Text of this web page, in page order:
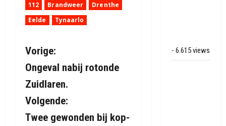
112 Brandweer
Drenthe
Eelde
Tynaarlo
B
e
r
i
Vorige:
Ongeval nabij rotonde
Zuidlaren.
Volgende:
Twee gewonden bij kop-
- 6.615 views